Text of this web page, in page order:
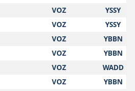
VOZ
YSSY
VOZ
YSSY
VOZ
YBBN
VOZ
YBBN
VOZ
WADD
VOZ
YBBN